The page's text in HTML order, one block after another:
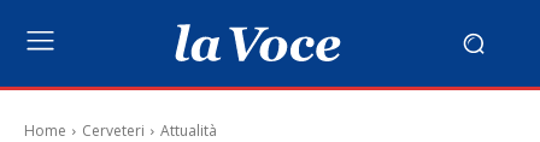
Home Cerveteri Attualità